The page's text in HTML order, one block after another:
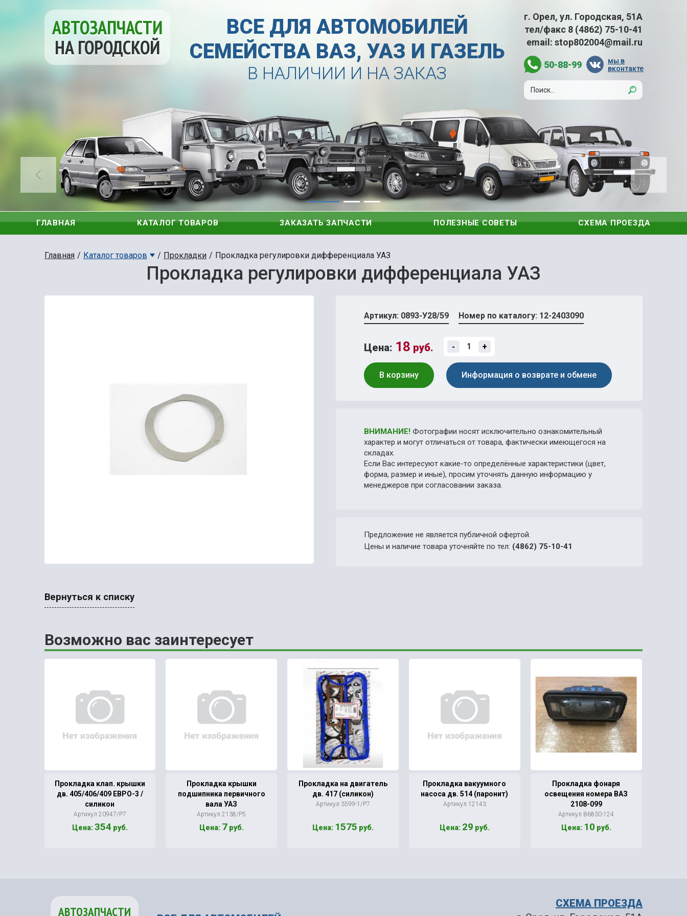
АВТОЗАПЧАСТИ
НА ГОРОДСКОЙ
ВСЕ ДЛЯ АВТОМОБИЛЕЙ
СЕМЕЙСТВА ВАЗ, УАЗ И ГАЗЕЛЬ
В НАЛИЧИИ И НА ЗАКАЗ
г. Орел, ул. Городская, 51А
тел/факс 8 (4862) 75-10-41
email: stop802004@mail.ru
50-88-99
мы в
вконтакте
ГЛАВНАЯ КАТАЛОГ ТОВАРОВ ЗАКАЗАТЬ ЗАПЧАСТИ ПОЛЕЗНЫЕ СОВЕТЫ СХЕМА ПРОЕЗДА
Главная Каталог товаров Прокладки Прокладка регулировки дифференциала УАЗ
Прокладка регулировки дифференциала УАЗ
Артикул: 0893-У28/59 Номер по каталогу: 12-2403090
Цена: 18 руб. - +
В корзину Информация о возврате и обмене
ВНИМАНИЕ!Фотографии носят исключительно ознакомительный
характер и могут отличаться от товара, фактически имеющегося на
складах.
Если Вас интересуют какие-то определённые характеристики (цвет,
форма, размер и иные), просим уточнять данную информацию у
менеджеров при согласовании заказа.
Предложение не является публичной офертой.
Цены и наличие товара уточняйте по тел: (4862) 75-10-41
Вернуться к списку
Возможно вас заинтересует
Прокладка клап. крышки
дв. 405/406/409 ЕВРО-3 /
силикон
Артикул 20947/Р7
Цена:354 руб.
Прокладка крышки
подшипника первичного
вала УАЗ
Артикул 2138/Р5
Цена: 7руб.
Прокладка на двигатель
дв. 417 (силикон)
Артикул 3599-1/Р7
Цена: 1575 руб.
Прокладка вакуумного
насоса дв. 514 (паронит)
Артикул 12143
Цена: 29 руб.
Прокладка фонаря
освещения номера ВАЗ
2108-099
Артикул В6830-124
Цена: 10 руб.
АВТОЗАПЧАСТИ
СХЕМА ПРОЕЗДА